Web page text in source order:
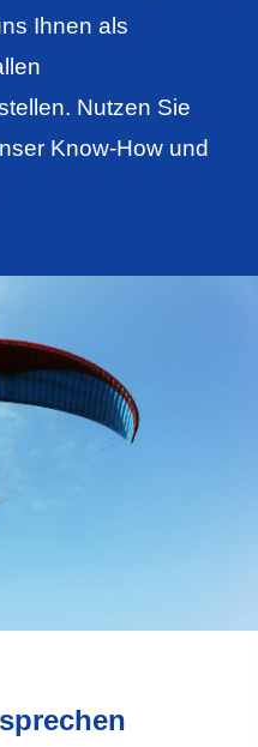
Ihnen als
Nutzen Sie
Know-How und